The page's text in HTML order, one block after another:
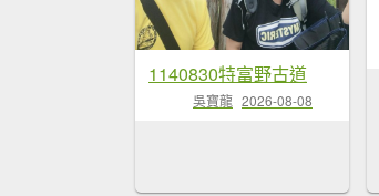
1140830特富野古道
吳寶龍 2026-08-08